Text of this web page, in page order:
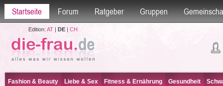
Startseite Forum Ratgeber Gruppen
Edition: AT| DE| CH
Fashion & Beauty Liebe & Sex Fitness & Ernährung Gesundheit